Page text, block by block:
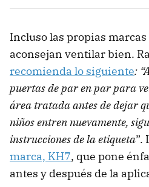
Incluso las propias
aconsejan ventilar bien.
recomienda lo siguiente:
puertas de par en par para
área tratada antes de dejar
niños entren nuevamente,
instrucciones de la etiqueta”.
marca, KH7, que pone
antes y después de la